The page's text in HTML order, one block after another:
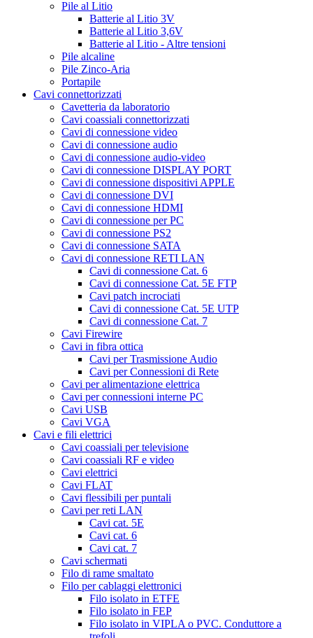
Pile al Litio
Batterie al Litio 3V
Batterie al Litio 3,6V
Batterie al Litio - Altre tensioni
Pile alcaline
Pile Zinco-Aria
Portapile
Cavi connettorizzati
Cavetteria da laboratorio
Cavi coassiali connettorizzati
Cavi di connessione video
Cavi di connessione audio
Cavi di connessione audio-video
Cavi di connessione DISPLAY PORT
Cavi di connessione dispositivi APPLE
Cavi di connessione DVI
Cavi di connessione HDMI
Cavi di connessione per PC
Cavi di connessione PS2
Cavi di connessione SATA
Cavi di connessione RETI LAN
Cavi di connessione Cat. 6
Cavi di connessione Cat. 5E FTP
Cavi patch incrociati
Cavi di connessione Cat. 5E UTP
Cavi di connessione Cat. 7
Cavi Firewire
Cavi in fibra ottica
Cavi per Trasmissione Audio
Cavi per Connessioni di Rete
Cavi per alimentazione elettrica
Cavi per connessioni interne PC
Cavi USB
Cavi VGA
Cavi e fili elettrici
Cavi coassiali per televisione
Cavi coassiali RF e video
Cavi elettrici
Cavi FLAT
Cavi flessibili per puntali
Cavi per reti LAN
Cavi cat. 5E
Cavi cat. 6
Cavi cat. 7
Cavi schermati
Filo di rame smaltato
Filo per cablaggi elettronici
Filo isolato in ETFE
Filo isolato in FEP
Filo isolato in VIPLA o PVC. Conduttore a